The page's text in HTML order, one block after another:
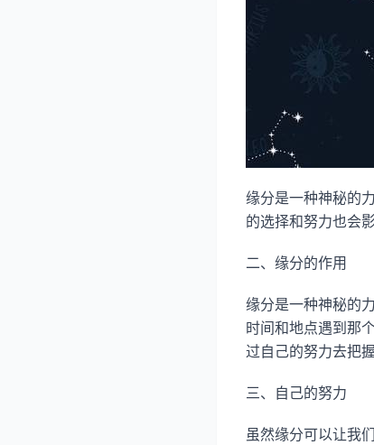
缘分是一种神秘的
的选择和努力也会
二、缘分的作用
缘分是一种神秘的
时间和地点遇到那
过自己的努力去把
三、自己的努力
虽然缘分可以让我